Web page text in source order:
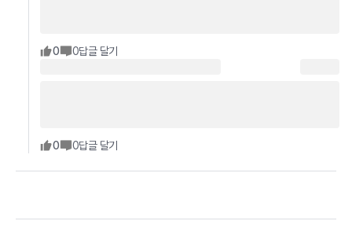
0 0답글 달기
0 0답글 달기